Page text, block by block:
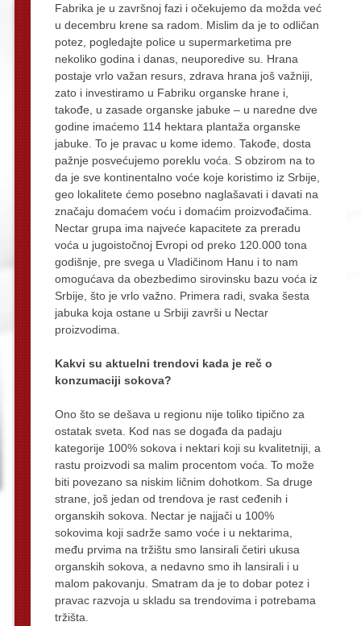
Fabrika je u završnoj fazi i očekujemo da možda već
u decembru krene sa radom. Mislim da je to odličan
potez, pogledajte police u supermarketima pre
nekoliko godina i danas, neuporedive su. Hrana
postaje vrlo važan resurs, zdrava hrana još važniji,
zato i investiramo u Fabriku organske hrane i,
takođe, u zasade organske jabuke – u naredne dve
godine imaćemo 114 hektara plantaža organske
jabuke. To je pravac u kome idemo. Takođe, dosta
pažnje posvećujemo poreklu voća. S obzirom na to
da je sve kontinentalno voće koje koristimo iz Srbije,
geo lokalitete ćemo posebno naglašavati i davati na
značaju domaćem voću i domaćim proizvođačima.
Nectar grupa ima najveće kapacitete za preradu
voća u jugoistočnoj Evropi od preko 120.000 tona
godišnje, pre svega u Vladičinom Hanu i to nam
omogućava da obezbedimo sirovinsku bazu voća iz
Srbije, što je vrlo važno. Primera radi, svaka šesta
jabuka koja ostane u Srbiji završi u Nectar
proizvodima.
Kakvi su aktuelni trendovi kada je reč o
konzumaciji sokova?
Ono što se dešava u regionu nije toliko tipično za
ostatak sveta. Kod nas se događa da padaju
kategorije 100% sokova i nektari koji su kvalitetniji, a
rastu proizvodi sa malim procentom voća. To može
biti povezano sa niskim ličnim dohotkom. Sa druge
strane, još jedan od trendova je rast ceđenih i
organskih sokova. Nectar je najjači u 100%
sokovima koji sadrže samo voće i u nektarima,
među prvima na tržištu smo lansirali četiri ukusa
organskih sokova, a nedavno smo ih lansirali i u
malom pakovanju. Smatram da je to dobar potez i
pravac razvoja u skladu sa trendovima i potrebama
tržišta.